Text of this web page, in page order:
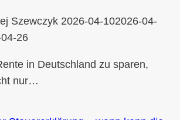
Szewczyk 2026-04-102026-04-
26
in Deutschland zu sparen,
nur…